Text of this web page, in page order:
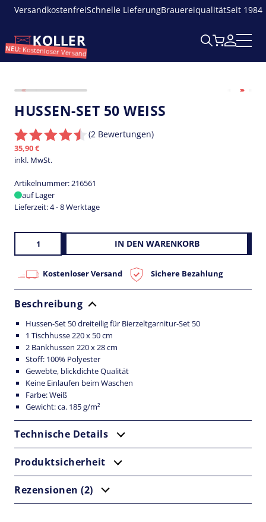
VersandkostenfreiSchnelle LieferungBrauereiqualitätSeit 1984
NEU:Kostenloser Versand
HUSSEN-SET 50 WEISS
(2 Bewertungen)
35,90€
inkl. MwSt.
Artikelnummer:216561
auf Lager
Lieferzeit:4 - 8 Werktage
s
S
W
e
e
n
IN DEN WARENKORB
Kostenloser Versand Sichere Bezahlung
Beschreibung
Hussen-Set 50 dreiteilig für Bierzeltgarnitur-Set 50
1 Tischhusse 220 x 50 cm
2 Bankhussen 220 x 28 cm
Stoff: 100% Polyester
Gewebte, blickdichte Qualität
Keine Einlaufen beim Waschen
Farbe: Weiß
Gewicht: ca. 185 g/m²
Technische Details
Produktsicherheit
Rezensionen (2)